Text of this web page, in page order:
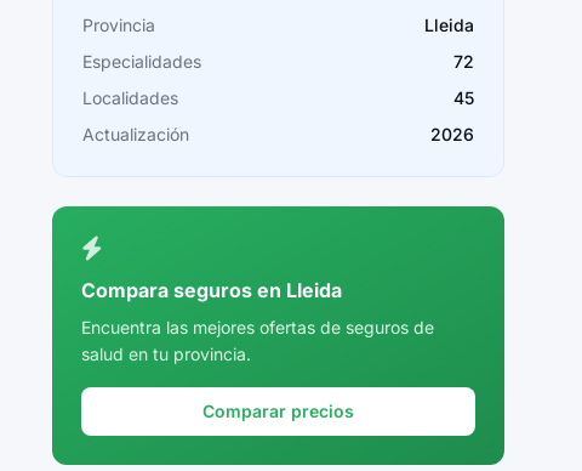
Cádiz
Cantabria
Castellón
Córdoba
Cuenca
Girona
Provincia
Lleida
Especialidades
72
Localidades
45
Actualización
2026
Compara seguros en Lleida
Encuentra las mejores ofertas de seguros de
salud en tu provincia.
Comparar precios